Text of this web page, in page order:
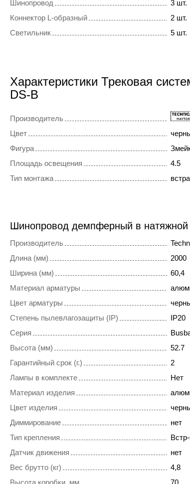
Шинопровод 3 шт.
Коннектор L-образный
2 шт.
Светильник
5 шт.
Характеристики Трековая
DS-B
Производитель
Цвет
Фигура
Площадь освещения
4.5
Тип монтажа
Шинопровод демпферный в натяжной
Производитель
Длина (мм)
2000
Ширина (мм)
60,4
Материал арматуры
Цвет арматуры
Степень пылевлагозащиты (IP)
IP20
Серия
Высота (мм)
52.7
Гарантийный срок (г.)
2
Лампы в комплекте
Нет
Материал изделия
Цвет изделия
Диммирование
нет
Тип крепления
Датчик движения
нет
Вес брутто (кг)
4,8